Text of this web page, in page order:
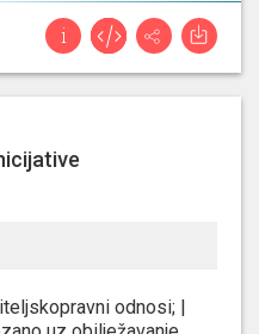
odnosi; |